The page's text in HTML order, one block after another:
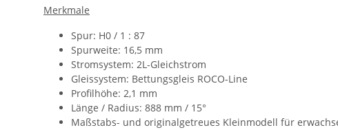
Merkmale
Spur: H0 / 1 : 87
Spurweite: 16,5 mm
Stromsystem: 2L-Gleichstrom
Gleissystem: Bettungsgleis ROCO-Line
Profilhöhe: 2,1 mm
Länge / Radius: 888 mm / 15°
Maßstabs- und originalgetreues Kleinmodell für